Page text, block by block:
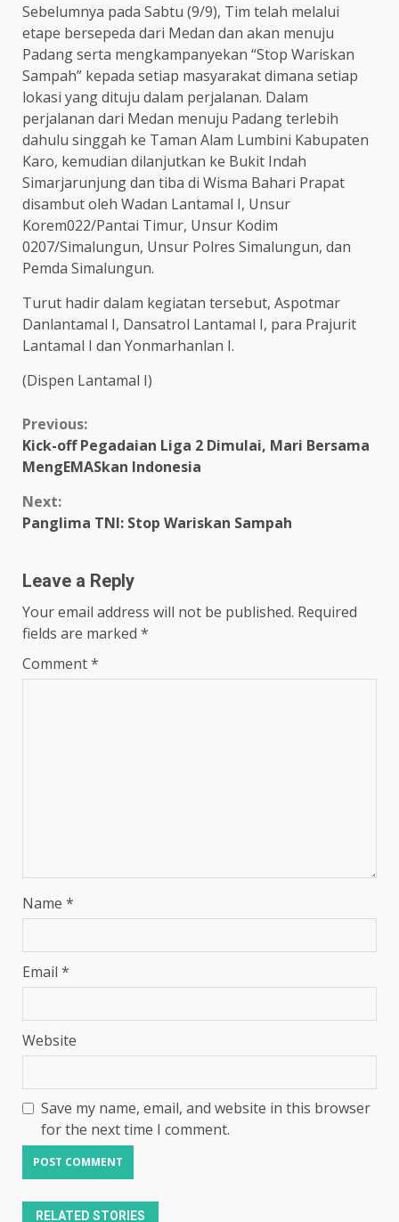
Sebelumnya pada Sabtu (9/9), Tim telah melalui
etape bersepeda dari Medan dan akan menuju
Padang serta mengkampanyekan “Stop Wariskan
Sampah” kepada setiap masyarakat dimana setiap
lokasi yang dituju dalam perjalanan. Dalam
perjalanan dari Medan menuju Padang terlebih
dahulu singgah ke Taman Alam Lumbini Kabupaten
Karo, kemudian dilanjutkan ke Bukit Indah
Simarjarunjung dan tiba di Wisma Bahari Prapat
disambut oleh Wadan Lantamal I, Unsur
Korem022/Pantai Timur, Unsur Kodim
0207/Simalungun, Unsur Polres Simalungun, dan
Pemda Simalungun.
Turut hadir dalam kegiatan tersebut, Aspotmar
Danlantamal I, Dansatrol Lantamal I, para Prajurit
Lantamal I dan Yonmarhanlan I.
(Dispen Lantamal I)
Continue
Reading
Previous:
Kick-off Pegadaian Liga 2 Dimulai, Mari Bersama
MengEMASkan Indonesia
Next:
Panglima TNI: Stop Wariskan Sampah
Leave a Reply
Your email address will not be published. Required
fields are marked *
Comment*
Name *
Email *
Website
Save my name, email, and website in this browser
for the next time I comment.
RELATED STORIES